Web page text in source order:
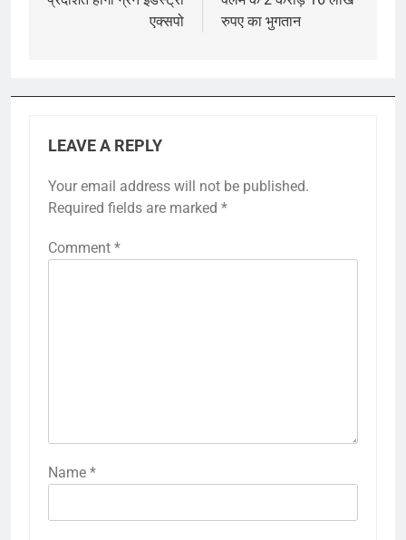
एक्सपो
रुपए का भुगतान
LEAVE A REPLY
Your email address will not be published.
Required fields are marked *
Comment *
Name *